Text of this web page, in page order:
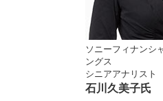
ソニーフィナンシ
ングス
シニアアナリスト
石川久美子氏